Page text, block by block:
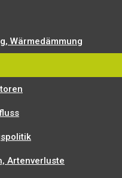
Wärmedämmung
Artenverluste